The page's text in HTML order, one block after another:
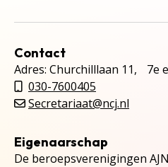
Contact
Adres: Churchilllaan 11, 7e
030-7600405
Secretariaat@ncj.nl
Eigenaarschap
De beroepsverenigingen